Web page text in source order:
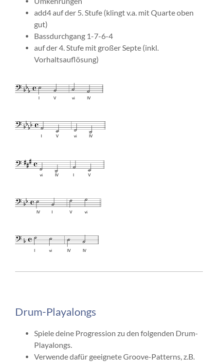
add4 auf der 5. Stufe (klingt v.a. mit Quarte oben
gut)
Bassdurchgang 1-7-6-4
auf der 4. Stufe mit großer Septe (inkl.
Vorhaltsauflösung)
V vi IV
I V vi IV
vi IV I V
IV V vi
I vi IV IV
Drum-Playalongs
Spiele deine Progression zu den folgenden Drum-
Playalongs.
Verwende dafür geeignete Groove-Patterns, z.B.